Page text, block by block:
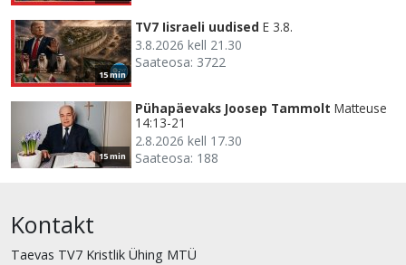
15 min
TV7 Iisraeli uudised E 3.8.
3.8.2026 kell 21.30
Saateosa: 3722
15 min
Pühapäevaks Joosep Tammolt Matteuse
14:13-21
2.8.2026 kell 17.30
Saateosa: 188
Kontakt
Taevas TV7 Kristlik Ühing MTÜ